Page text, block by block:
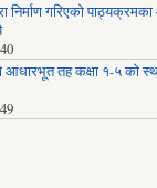
निर्माण गरिएको पाठ्यक्रमका
तह कक्षा १-५ को